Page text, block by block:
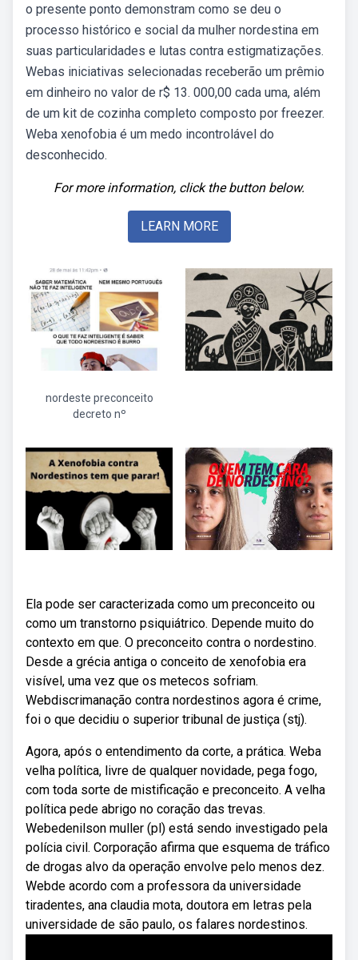
o presente ponto demonstram como se deu o
processo histórico e social da mulher nordestina em
suas particularidades e lutas contra estigmatizações.
Webas iniciativas selecionadas receberão um prêmio
em dinheiro no valor de r$ 13. 000,00 cada uma, além
de um kit de cozinha completo composto por freezer.
Weba xenofobia é um medo incontrolável do
desconhecido.
For more information, click the button below.
LEARN MORE
nordeste preconceito
decreto nº
Ela pode ser caracterizada como um preconceito ou
como um transtorno psiquiátrico. Depende muito do
contexto em que. O preconceito contra o nordestino.
Desde a grécia antiga o conceito de xenofobia era
visível, uma vez que os metecos sofriam.
Webdiscrimanação contra nordestinos agora é crime,
foi o que decidiu o superior tribunal de justiça (stj).
Agora, após o entendimento da corte, a prática. Weba
velha política, livre de qualquer novidade, pega fogo,
com toda sorte de mistificação e preconceito. A velha
política pede abrigo no coração das trevas.
Webedenilson muller (pl) está sendo investigado pela
polícia civil. Corporação afirma que esquema de tráfico
de drogas alvo da operação envolve pelo menos dez.
Webde acordo com a professora da universidade
tiradentes, ana claudia mota, doutora em letras pela
universidade de são paulo, os falares nordestinos.